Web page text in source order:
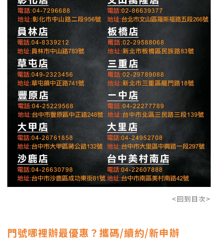
<回到目次>
門號哪裡辦最優惠？攜碼/續約/新申辦